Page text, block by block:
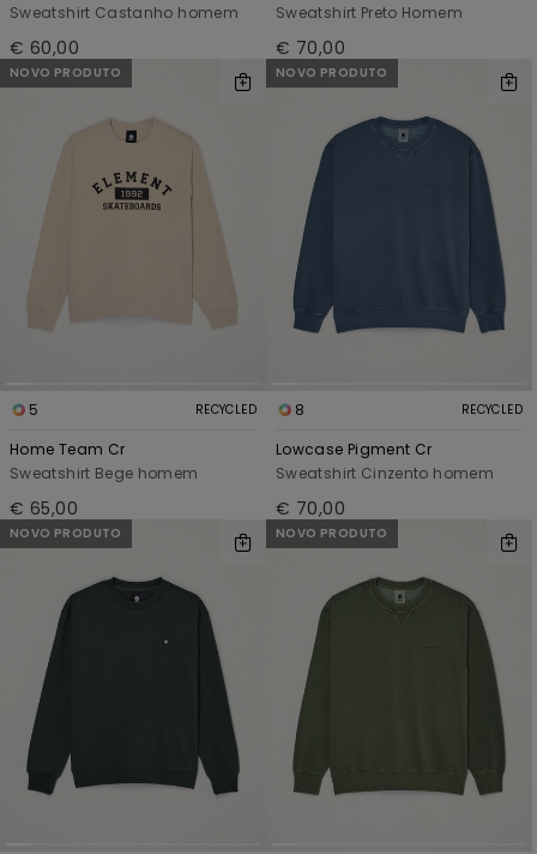
Sweatshirt Castanho homem
€ 60,00
Sweatshirt Preto Homem
€ 70,00
NOVO PRODUTO
5 RECYCLED
Home Team Cr
Sweatshirt Bege homem
€ 65,00
NOVO PRODUTO
8 RECYCLED
Lowcase Pigment Cr
Sweatshirt Cinzento homem
€ 70,00
NOVO PRODUTO NOVO PRODUTO